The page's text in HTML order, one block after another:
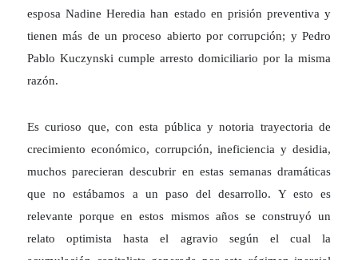
esposa Nadine Heredia han estado en prisión preventiva y
tienen más de un proceso abierto por corrupción; y Pedro
Pablo Kuczynski cumple arresto domiciliario por la misma
razón.
Es curioso que, con esta pública y notoria trayectoria de
crecimiento económico, corrupción, ineficiencia y desidia,
muchos parecieran descubrir en estas semanas dramáticas
que no estábamos a un paso del desarrollo. Y esto es
relevante porque en estos mismos años se construyó un
relato optimista hasta el agravio según el cual la